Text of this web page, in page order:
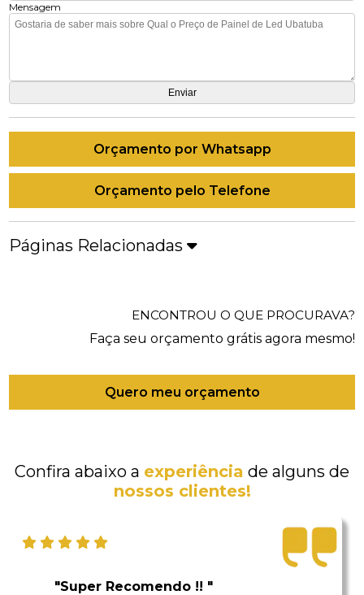
Mensagem
Orçamento por Whatsapp
Orçamento pelo Telefone
Páginas Relacionadas
ENCONTROU O QUE PROCURAVA?
Faça seu orçamento grátis agora mesmo!
Quero meu orçamento
Confira abaixo a experiência de alguns de
nossos clientes!
"Super Recomendo !! "